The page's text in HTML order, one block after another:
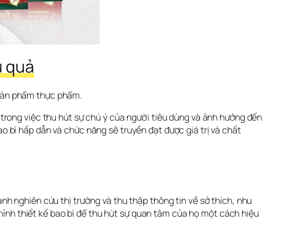
quả
phẩm thực phẩm.
việc thu hút sự chú ý của người tiêu dùng và ảnh hưởng đến
bì hấp dẫn và chức năng sẽ truyền đạt được giá trị và chất
nghiên cứu thị trường và thu thập thông tin về sở thích, nhu
thiết kế bao bì để thu hút sự quan tâm của họ một cách hiệu